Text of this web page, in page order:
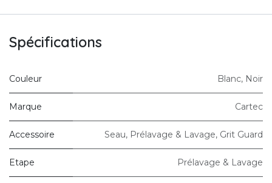
Spécifications
Couleur Blanc, Noir
Marque Cartec
Accessoire Seau, Prélavage & Lavage, Grit Guard
Etape Prélavage & Lavage